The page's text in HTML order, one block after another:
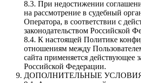
8.3. При недостижении
на рассмотрение в судебный
Оператора, в соответствии с
законодательством Российской
8.4. К настоящей Политике
отношениям между
сайта применяется действующее
Российской Федерации.
ДОПОЛНИТЕЛЬНЫЕ